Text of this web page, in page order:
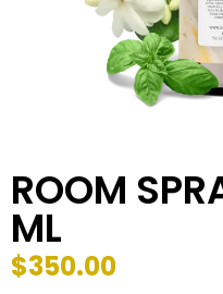
ROOM
ML
$350.00